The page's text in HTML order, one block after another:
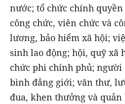
nước; tổ chức chính
công chức, viên chức và
lương, bảo hiểm xã hội;
sinh lao động; hội, quỹ xã
chức phi chính phủ; người
bình đẳng giới; văn thư,
đua, khen thưởng và